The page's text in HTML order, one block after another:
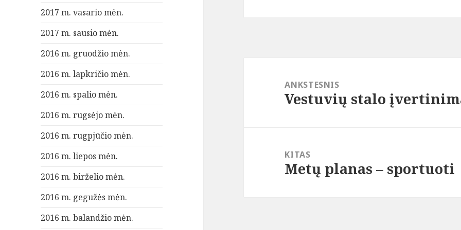
2017 m. vasario mėn.
2017 m. sausio mėn.
2016 m. gruodžio mėn.
2016 m. lapkričio mėn.
2016 m. spalio mėn.
2016 m. rugsėjo mėn.
2016 m. rugpjūčio mėn.
2016 m. liepos mėn.
2016 m. birželio mėn.
2016 m. gegužės mėn.
2016 m. balandžio mėn.
ANKSTESNIS
Ankstesnis
Vestuvių stalo
KITAS
Paskesnis
Metų planas – sportuoti